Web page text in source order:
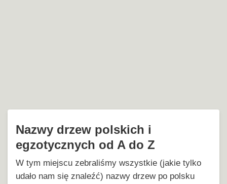
Nazwy drzew polskich i
egzotycznych od A do Z
W tym miejscu zebraliśmy wszystkie (jakie tylko
udało nam się znaleźć) nazwy drzew po polsku